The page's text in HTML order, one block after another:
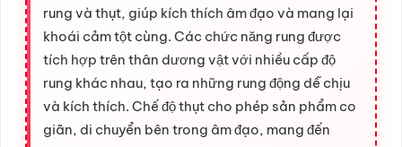
rung và thụt, giúp kích thích âm đạo và mang lại
khoái cảm tột cùng. Các chức năng rung được
tích hợp trên thân dương vật với nhiều cấp độ
rung khác nhau, tạo ra những rung động dễ chịu
và kích thích. Chế độ thụt cho phép sản phẩm co
giãn, di chuyển bên trong âm đạo, mang đến